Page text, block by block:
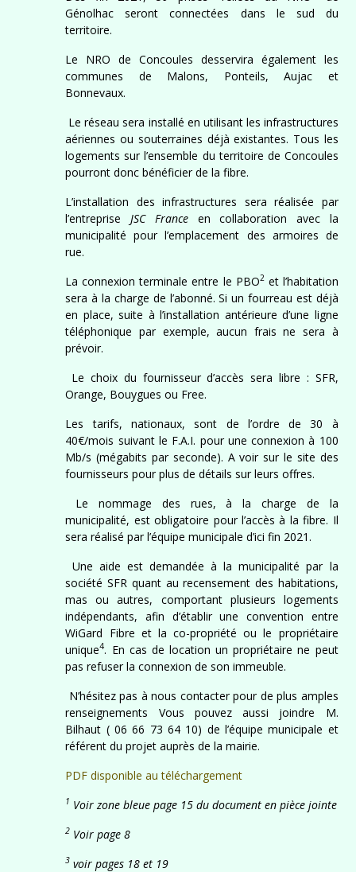
Génolhac seront connectées dans le sud du
territoire.
Le NRO de Concoules desservira également les
communes de Malons, Ponteils, Aujac et
Bonnevaux.
Le réseau sera installé en utilisant les infrastructures
aériennes ou souterraines déjà existantes. Tous les
logements sur l’ensemble du territoire de Concoules
pourront donc bénéficier de la fibre.
L’installation des infrastructures sera réalisée par
l’entrepriseJSC Franceen collaboration avec la
municipalité pour l’emplacement des armoires de
rue.
La connexion terminale entre le PBO2et l’habitation
sera à la charge de l’abonné. Si un fourreau est déjà
en place, suite à l’installation antérieure d’une ligne
téléphonique par exemple, aucun frais ne sera à
prévoir.
Le choix du fournisseur d’accès sera libre : SFR,
Orange, Bouygues ou Free.
Les tarifs, nationaux, sont de l’ordre de 30 à
40€/mois suivant le F.A.I. pour une connexion à 100
Mb/s (mégabits par seconde). A voir sur le site des
fournisseurs pour plus de détails sur leurs offres.
Le nommage des rues, à la charge de la
municipalité, est obligatoire pour l’accès à la fibre. Il
sera réalisé par l’équipe municipale d’ici fin 2021.
Une aide est demandée à la municipalité par la
société SFR quant au recensement des habitations,
mas ou autres, comportant plusieurs logements
indépendants, afin d’établir une convention entre
WiGard Fibre et la co-propriété ou le propriétaire
unique4. En cas de location un propriétaire ne peut
pas refuser la connexion de son immeuble.
N’hésitez pas à nous contacter pour de plus amples
renseignements Vous pouvez aussi joindre M.
Bilhaut ( 06 66 73 64 10) de l’équipe municipale et
référent du projet auprès de la mairie.
PDF disponible au téléchargement
1 Voir zone bleue page 15 du document en pièce jointe
2 Voir page 8
3 voir pages 18 et 19